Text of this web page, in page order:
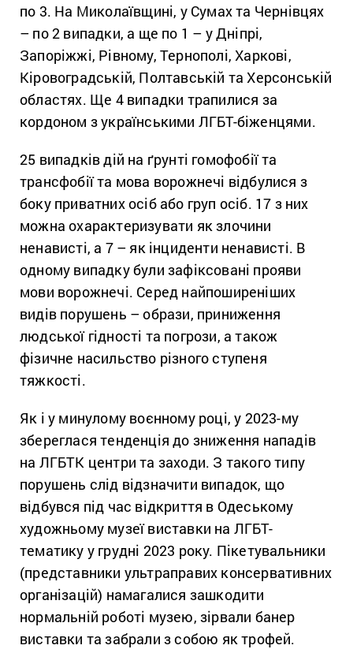
по 3. На Миколаївщині, у Сумах та Чернівцях
– по 2 випадки, а ще по 1 – у Дніпрі,
Запоріжжі, Рівному, Тернополі, Харкові,
Кіровоградській, Полтавській та Херсонській
областях. Ще 4 випадки трапилися за
кордоном з українськими ЛГБТ-біженцями.
25 випадків дій на ґрунті гомофобії та
трансфобії та мова ворожнечі відбулися з
боку приватних осіб або груп осіб. 17 з них
можна охарактеризувати як злочини
ненависті, а 7 – як інциденти ненависті. В
одному випадку були зафіксовані прояви
мови ворожнечі. Серед найпоширеніших
видів порушень – образи, приниження
людської гідності та погрози, а також
фізичне насильство різного ступеня
тяжкості.
Як і у минулому воєнному році, у 2023-му
збереглася тенденція до зниження нападів
на ЛГБТК центри та заходи. З такого типу
порушень слід відзначити випадок, що
відбувся під час відкриття в Одеському
художньому музеї виставки на ЛГБТ-
тематику у грудні 2023 року. Пікетувальники
(представники ультраправих консервативних
організацій) намагалися зашкодити
нормальній роботі музею, зірвали банер
виставки та забрали з собою як трофей.